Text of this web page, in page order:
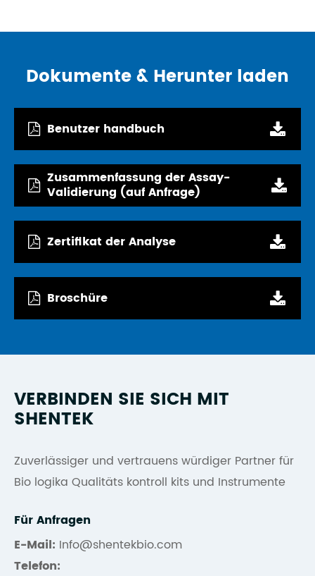
Dokumente & Herunter laden
Benutzer handbuch
Zusammenfassung der Assay-
Validierung (auf Anfrage)
Zertifikat der Analyse
Broschüre
VERBINDEN SIE SICH MIT
SHENTEK
Zuverlässiger und vertrauens würdiger Partner für
Bio logika Qualitäts kontroll kits und Instrumente
Für Anfragen
E-Mail: Info@shentekbio.com
Telefon: